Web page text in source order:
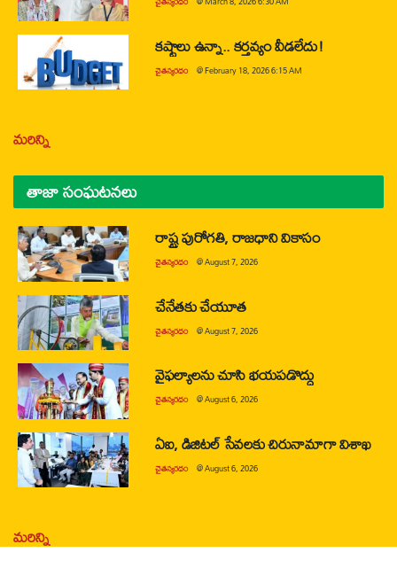
కష్టాలు ఉన్నా.. కర్తవ్యం వీడలేదు!
చైతన్యరధం @February 18, 2026 6:15 AM
మరిన్ని
తాజా సంఘటనలు
రాష్ట్ర పురోగతి, రాజధాని వికాసం
చైతన్యరధం @August 7, 2026
చేనేతకు చేయూత
చైతన్యరధం @August 7, 2026
వైఫల్యాలను చూసి భయపడొద్దు
చైతన్యరధం @August 6, 2026
ఏఐ, డిజిటల్ సేవలకు చిరునామాగా విశాఖ
చైతన్యరధం @August 6, 2026
మరిన్ని